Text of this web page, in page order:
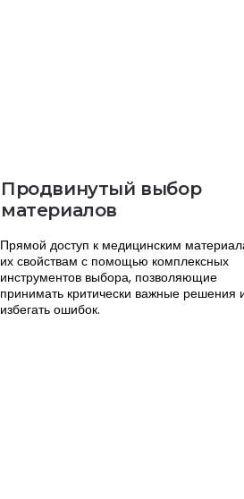
Продвинутый выбор
материалов
Прямой доступ к медицинским
их свойствам с помощью комплексных
инструментов выбора, позволяющие
принимать критически важные решения
избегать ошибок.